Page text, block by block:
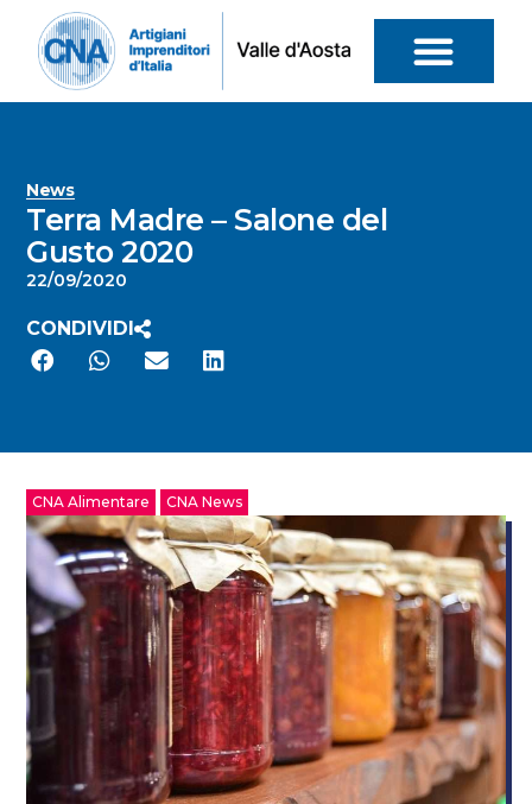
News
Terra Madre – Salone del
Gusto 2020
22/09/2020
CONDIVIDI
CNA Alimentare CNA News